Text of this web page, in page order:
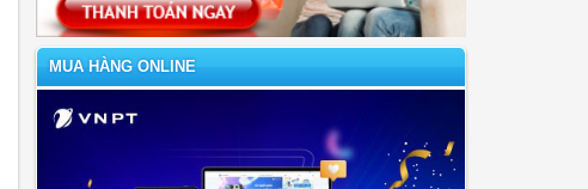
MUA HÀNG ONLINE